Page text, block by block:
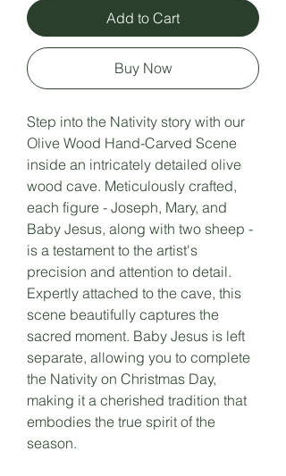
Add to Cart
Buy Now
Step into the Nativity story with our
Olive Wood Hand-Carved Scene
inside an intricately detailed olive
wood cave. Meticulously crafted,
each figure - Joseph, Mary, and
Baby Jesus, along with two sheep -
is a testament to the artist's
precision and attention to detail.
Expertly attached to the cave, this
scene beautifully captures the
sacred moment. Baby Jesus is left
separate, allowing you to complete
the Nativity on Christmas Day,
making it a cherished tradition that
embodies the true spirit of the
season.